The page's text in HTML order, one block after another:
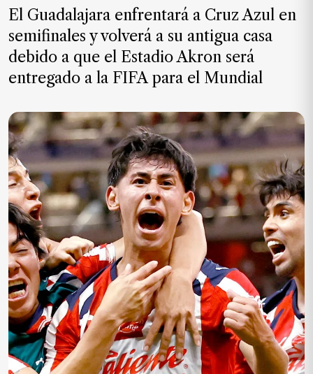
Suscríbete ahora
NOTICIAS
Nacional
Internacional
Opinión
Deportes
Cultura
Turismo
Ecología
Movilidad
Seguridad
Educación
Salud
El Guadalajara enfrentará a Cruz Azul en
semifinales y volverá a su antigua casa
debido a que el Estadio Akron será
entregado a la FIFA para el Mundial